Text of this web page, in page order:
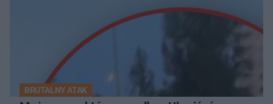
BRUTALNY ATAK